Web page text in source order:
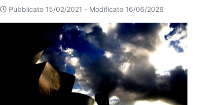
Pubblicato 15/02/2021 - Modificato 16/06/2026